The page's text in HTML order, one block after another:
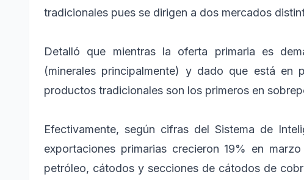
tradicionales pues se dirigen a dos mercados
Detalló que mientras la oferta primaria es
(minerales principalmente) y dado que está en
productos tradicionales son los primeros en
Efectivamente, según cifras del Sistema de
exportaciones primarias crecieron 19% en
petróleo, cátodos y secciones de cátodos de